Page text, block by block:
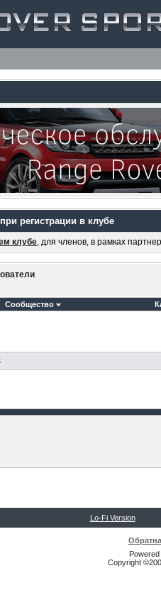
регистрации в клубе
клубе, для членов, в рамках
Сообщество
Lo-Fi Version
Copyright